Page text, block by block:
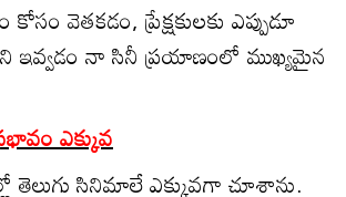
వెతకడం, ప్రేక్షకులకు ఎప్పుడూ
ఇవ్వడం నా సినీ ప్రయాణంలో ముఖ్యమైన
ఎక్కువ
తెలుగు సినిమాలే ఎక్కువగా చూశాను.